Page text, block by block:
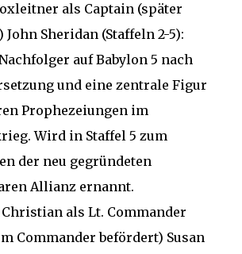
als Captain (später
John Sheridan (Staffeln 2-5):
auf Babylon 5 nach
und eine zentrale Figur
Prophezeiungen im
Wird in Staffel 5 zum
der neu gegründeten
Allianz ernannt.
als Lt. Commander
Commander befördert) Susan